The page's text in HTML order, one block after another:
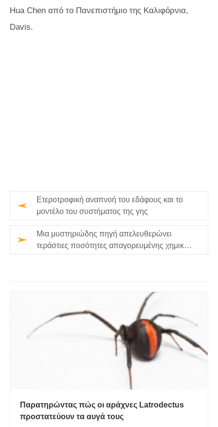
Hua Chen από το Πανεπιστήμιο της Καλιφόρνια,
Davis.
Ετεροτροφική αναπνοή του εδάφους και το
μοντέλο του συστήματος της γης
Μια μυστηριώδης πηγή απελευθερώνει
τεράστιες ποσότητες απαγορευμένης χημικής
ουσίας που καταστρέφει το όζο…
Παρατηρώντας πώς οι αράχνες Latrodectus
προστατεύουν τα αυγά τους